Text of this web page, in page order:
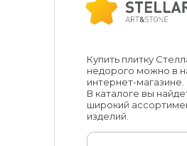
Купить плитку
недорого можно в
интернет-магазине.
В каталоге вы
широкий
изделий.